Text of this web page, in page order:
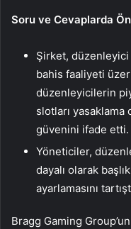
Soru ve Cevaplarda
Şirket, düzenleyici
bahis faaliyeti
düzenleyicilerin
slotları yasaklama
güvenini ifade etti.
Yöneticiler,
dayalı olarak
ayarlamasını
Bragg Gaming